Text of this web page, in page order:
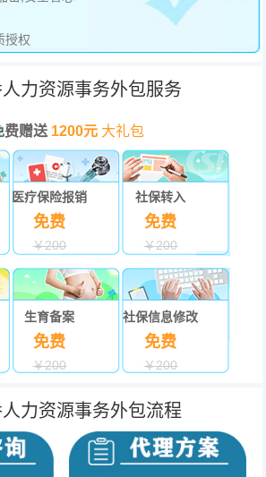
授权
力资源事务外包服务
费赠送 1200元 大礼包
医疗保险报销
免费
￥200
社保转入
免费
￥200
生育备案
免费
￥200
社保信息修改
免费
￥200
力资源事务外包流程